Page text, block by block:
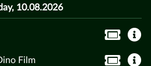
10.08.2026
Film